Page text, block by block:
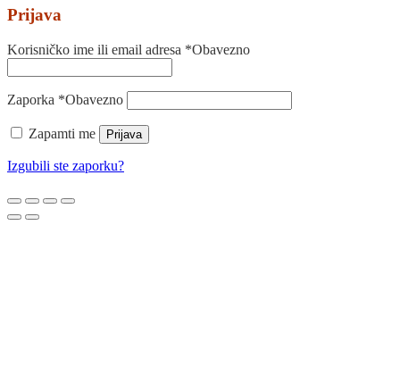
Prijava
Korisničko ime ili email adresa *Obavezno
Zaporka *Obavezno
Zapamti me Prijava
Izgubili ste zaporku?